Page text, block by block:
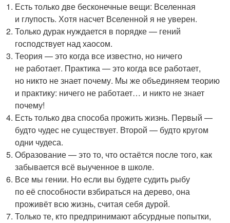
Есть только две бесконечные вещи: Вселенная
и глупость. Хотя насчет Вселенной я не уверен.
Только дурак нуждается в порядке — гений
господствует над хаосом.
Теория — это когда все известно, но ничего
не работает. Практика — это когда все работает,
но никто не знает почему. Мы же объединяем теорию
и практику: ничего не работает… и никто не знает
почему!
Есть только два способа прожить жизнь. Первый —
будто чудес не существует. Второй — будто кругом
одни чудеса.
Образование — это то, что остаётся после того, как
забывается всё выученное в школе.
Все мы гении. Но если вы будете судить рыбу
по её способности взбираться на дерево, она
проживёт всю жизнь, считая себя дурой.
Только те, кто предпринимают абсурдные попытки,